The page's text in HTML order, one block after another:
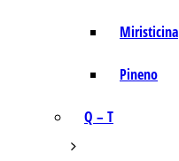
Miristicina
Pineno
Q – T